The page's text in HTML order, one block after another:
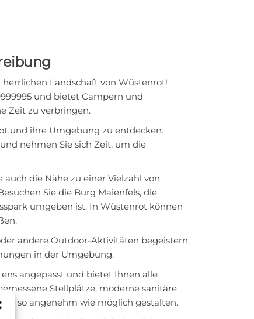
Landschaft von Wüstenrot!
und bietet Campern und
Zeit zu verbringen.
und ihre Umgebung zu entdecken.
nehmen Sie sich Zeit, um die
auch die Nähe zu einer Vielzahl von
Sie die Burg Maienfels, die
umgeben ist. In Wüstenrot können
andere Outdoor-Aktivitäten begeistern,
in der Umgebung.
angepasst und bietet Ihnen alle
Stellplätze, moderne sanitäre
so angenehm wie möglich gestalten.